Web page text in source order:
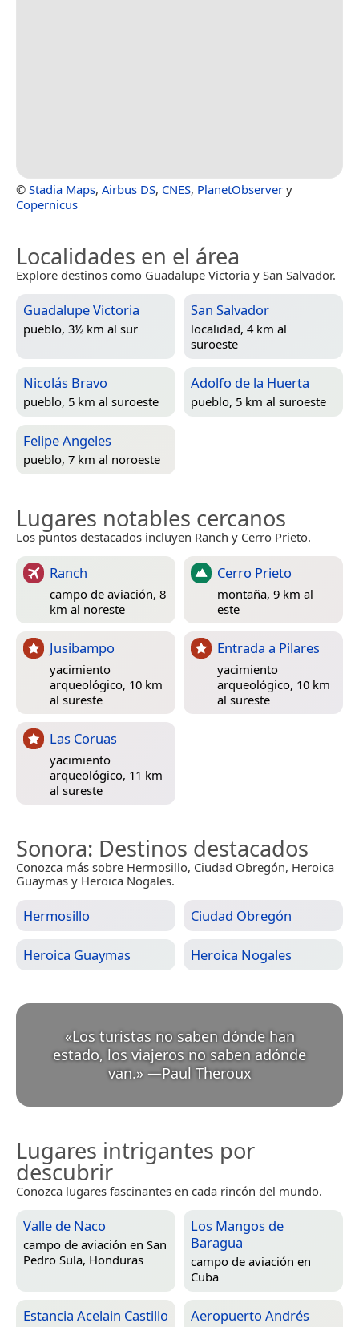
© Stadia Maps, Airbus DS, CNES, PlanetObserver y
Copernicus
Localidades en el área
Explore destinos como Guadalupe Victoria y San Salvador.
Guadalupe Victoria
pueblo, 3½ km al sur
San Salvador
localidad, 4 km al
suroeste
Nicolás Bravo
pueblo, 5 km al suroeste
Adolfo de la Huerta
pueblo, 5 km al suroeste
Felipe Angeles
pueblo, 7 km al noroeste
Lugares notables cercanos
Los puntos destacados incluyen Ranch y Cerro Prieto.
Ranch
campo de aviación, 8
km al noreste
Cerro Prieto
montaña, 9 km al
este
Jusibampo
yacimiento
arqueológico, 10 km
al sureste
Entrada a Pilares
yacimiento
arqueológico, 10 km
al sureste
Las Coruas
yacimiento
arqueológico, 11 km
al sureste
Sonora: Destinos destacados
Conozca más sobre Hermosillo, Ciudad Obregón, Heroica
Guaymas y Heroica Nogales.
Hermosillo Ciudad Obregón
Heroica Guaymas Heroica Nogales
«Los turistas no saben dónde han
estado, los viajeros no saben adónde
van.» —Paul Theroux
Lugares intrigantes por
descubrir
Conozca lugares fascinantes en cada rincón del mundo.
Valle de Naco
campo de aviación en San
Pedro Sula, Honduras
Los Mangos de
Baragua
campo de aviación en
Cuba
Estancia Acelain Castillo
Aeropuerto Andrés